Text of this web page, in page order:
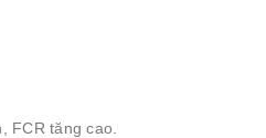
FCR tăng cao.